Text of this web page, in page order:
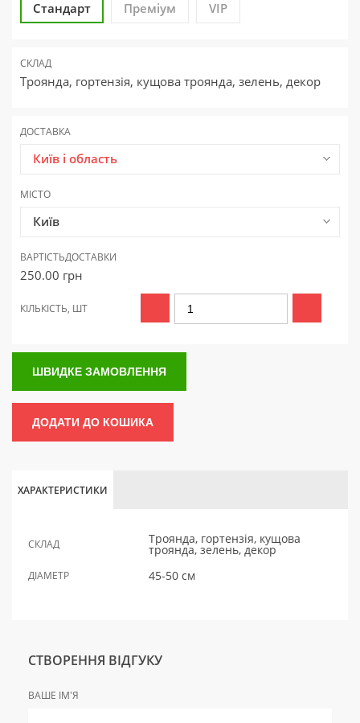
Стандарт Преміум VIP
СКЛАД
Троянда, гортензія, кущова троянда, зелень, декор
ДОСТАВКА
Київ і область
МІСТО
Київ
ВАРТІСТЬДОСТАВКИ
250.00 грн
КІЛЬКІСТЬ, ШТ
ШВИДКЕ ЗАМОВЛЕННЯ
ДОДАТИ ДО КОШИКА
ХАРАКТЕРИСТИКИ
СКЛАД Троянда, гортензія, кущова
троянда, зелень, декор
ДІАМЕТР 45-50 см
СТВОРЕННЯ ВІДГУКУ
ВАШЕ ІМ'Я